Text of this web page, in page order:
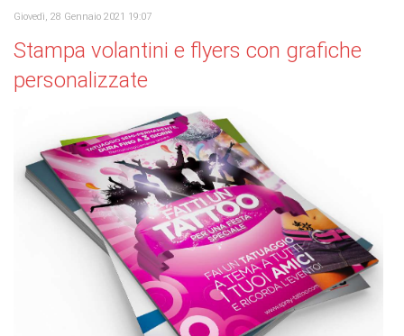
Giovedì, 28 Gennaio 2021 19:07
Stampa volantini e flyers con grafiche
personalizzate